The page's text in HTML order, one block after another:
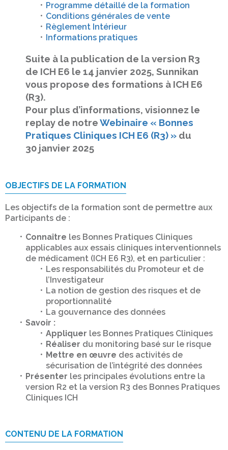
Programme détaillé de la formation
Conditions générales de vente
Règlement Intérieur
Informations pratiques
Suite à la publication de la version R3
de ICH E6 le 14 janvier 2025, Sunnikan
vous propose des formations à ICH E6
(R3).
Pour plus d’informations, visionnez le
replay de notreWebinaire « Bonnes
Pratiques Cliniques ICH E6 (R3) » du
30 janvier 2025
OBJECTIFS DE LA FORMATION
Les objectifs de la formation sont de permettre aux
Participants de :
Connaître les Bonnes Pratiques Cliniques
applicables aux essais cliniques interventionnels
de médicament (ICH E6 R3), et en particulier :
Les responsabilités du Promoteur et de
l’Investigateur
La notion de gestion des risques et de
proportionnalité
La gouvernance des données
Savoir :
Appliquer les Bonnes Pratiques Cliniques
Réaliser du monitoring basé sur le risque
Mettre en œuvre des activités de
sécurisation de l’intégrité des données
Présenter les principales évolutions entre la
version R2 et la version R3 des Bonnes Pratiques
Cliniques ICH
CONTENU DE LA FORMATION